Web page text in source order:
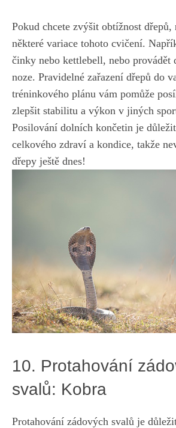
Pokud chcete zvýšit obtížnost dřepů,
některé ⁤variace‌ tohoto cvičení.
činky ⁣nebo ⁤kettlebell, nebo provádět
noze. Pravidelné zařazení ‌dřepů ‍do
tréninkového plánu vám⁢ pomůže
zlepšit stabilitu a ‍výkon v jiných
Posilování⁤ dolních končetin je
⁤celkového‍ zdraví a ​kondice, ‍takže
dřepy⁤ ještě dnes!
10.​ Protahování
svalů: Kobra
Protahování zádových svalů je